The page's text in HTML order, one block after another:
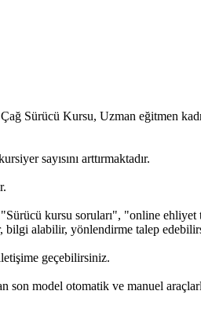
Sürücü Kursu, Uzman eğitmen
sayısını arttırmaktadır.
kursu soruları", "online
bilgi alabilir, yönlendirme talep
geçebilirsiniz.
son model otomatik ve manuel